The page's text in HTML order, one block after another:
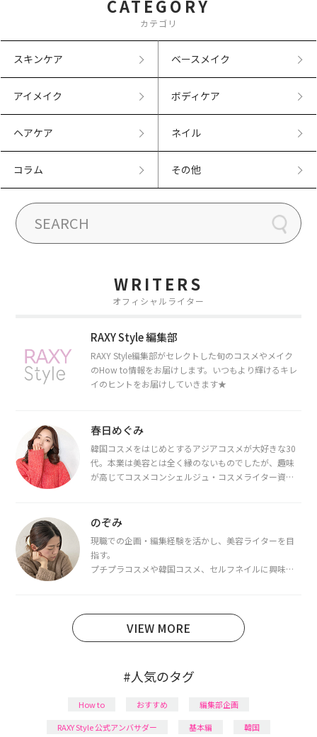
CATEGORY
カテゴリ
スキンケア ベースメイク
アイメイク ボディケア
ヘアケア ネイル
コラム その他
WRITERS
オフィシャルライター
RAXY Style 編集部
RAXY Style編集部がセレクトした旬のコスメやメイク
のHow to情報をお届けします。いつもより輝けるキレ
イのヒントをお届けしていきます★
春日めぐみ
韓国コスメをはじめとするアジアコスメが大好きな30
代。本業は美容とは全く縁のないものでしたが、趣味
が高じてコスメコンシェルジュ・コスメライター資格
断・骨格診断によるイメージコンサルティングも行っ
のぞみ
現職での企画・編集経験を活かし、美容ライターを目
指す。
プチプラコスメや韓国コスメ、セルフネイルに興味が
日本化粧品検定1級保有。
VIEW MORE
#人気のタグ
How to おすすめ
編集部企画
RAXY Style 公式アンバサダー
基本編
韓国